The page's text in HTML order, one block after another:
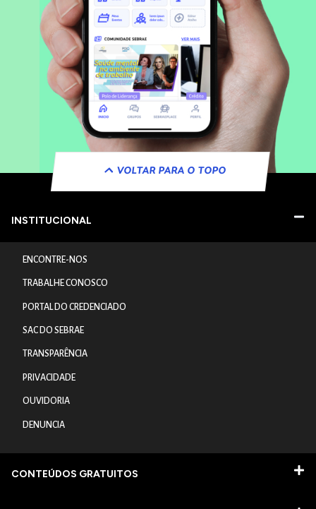
VOLTAR PARA O TOPO
INSTITUCIONAL
ENCONTRE-NOS
TRABALHE CONOSCO
PORTAL DO CREDENCIADO
SAC DO SEBRAE
TRANSPARÊNCIA
PRIVACIDADE
OUVIDORIA
DENUNCIA
CONTEÚDOS GRATUITOS